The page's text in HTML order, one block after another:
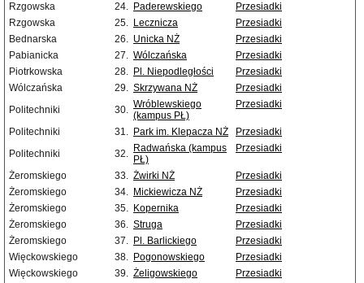
Rzgowska
24. Paderewskiego
Przesiadki
Rzgowska
25. Lecznicza
Przesiadki
Bednarska
26. Unicka NŻ
Przesiadki
Pabianicka
27. Wólczańska
Przesiadki
Piotrkowska
28. Pl. Niepodległości
Przesiadki
Wólczańska
29. Skrzywana NŻ
Przesiadki
Politechniki
30. Wróblewskiego
(kampus PŁ)
Przesiadki
Politechniki 31. Park im. Klepacza NŻ
Przesiadki
Politechniki
32. Radwańska (kampus
PŁ)
Przesiadki
Żeromskiego 33. Żwirki NŻ
Przesiadki
Żeromskiego
34. Mickiewicza NŻ
Przesiadki
Żeromskiego
35. Kopernika
Przesiadki
Żeromskiego
36. Struga
Przesiadki
Żeromskiego
37. Pl. Barlickiego
Przesiadki
Więckowskiego
38. Pogonowskiego
Przesiadki
Więckowskiego
39. Żeligowskiego
Przesiadki